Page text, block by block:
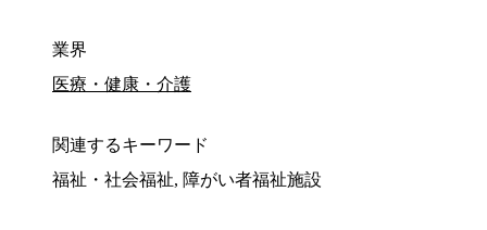
業界
医療・健康・介護
関連するキーワード
福祉・社会福祉, 障がい者福祉施設